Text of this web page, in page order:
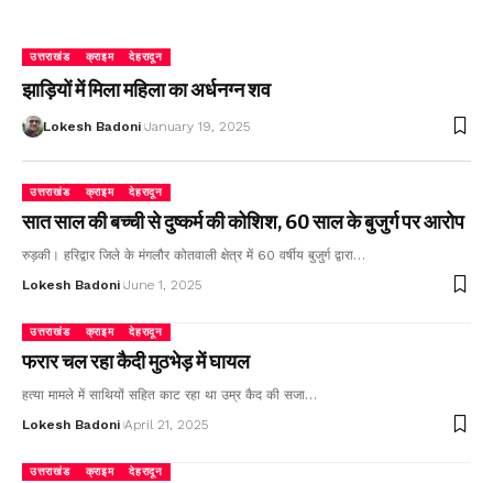
उत्तराखंड क्राइम देहरादून
झाड़ियों में मिला महिला का अर्धनग्न शव
Lokesh Badoni January 19, 2025
उत्तराखंड क्राइम देहरादून
सात साल की बच्ची से दुष्कर्म की कोशिश, 60 साल के बुजुर्ग पर आरोप
रुड़की। हरिद्वार जिले के मंगलौर कोतवाली क्षेत्र में 60 वर्षीय बुजुर्ग द्वारा…
Lokesh Badoni June 1, 2025
उत्तराखंड क्राइम देहरादून
फरार चल रहा कैदी मुठभेड़ में घायल
हत्या मामले में साथियों सहित काट रहा था उम्र कैद की सजा…
Lokesh Badoni April 21, 2025
उत्तराखंड क्राइम देहरादून